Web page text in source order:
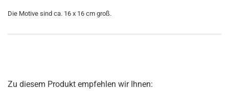
Die Motive sind ca. 16 x 16 cm groß.
Zu diesem Produkt empfehlen wir Ihnen: